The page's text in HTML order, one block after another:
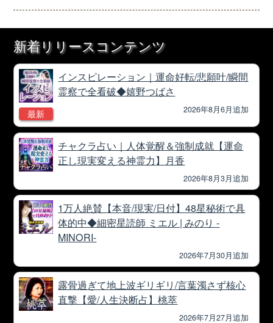
新着リリースコンテンツ
最新
インスピレーション｜運命好転/悲願叶/瞬間
霊察で全看破◆嬉野つばさ
2026年8月6月追加
チャクラ占い｜人体覚醒＆強制成就【運命
正し現実変える神霊力】月香
2026年8月3月追加
1万人絶賛【本音/現実/日付】48星秘術で具
体的中◆細密星読師 ミエル | みのり -
MINORI-
2026年7月30月追加
露骨過ぎて地上波ギリギリ/言葉濁さず核心
直撃【愛/人生決断占】桃萃
2026年7月27月追加